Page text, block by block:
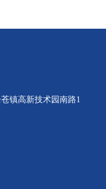
镇高新技术园南路1